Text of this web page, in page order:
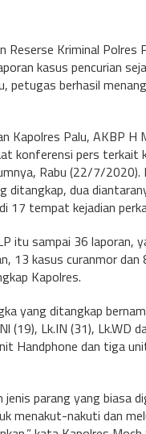
Reserse Kriminal Polres
kasus pencurian
petugas berhasil
Kapolres Palu, AKBP H
konferensi pers terkait
Rabu (22/7/2020).
ditangkap, dua
17 tempat kejadian
itu sampai 36 laporan,
13 kasus curanmor dan
Kapolres.
yang ditangkap
(19), Lk.IN (31), Lk.WD
Handphone dan tiga
jenis parang yang biasa
menakut-nakuti dan